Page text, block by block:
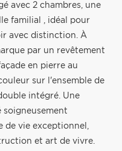
avec 2 chambres, une
familial , idéal pour
avec distinction. À
par un revêtement
en pierre au
sur l'ensemble de
intégré. Une
soigneusement
de vie exceptionnel,
et art de vivre.